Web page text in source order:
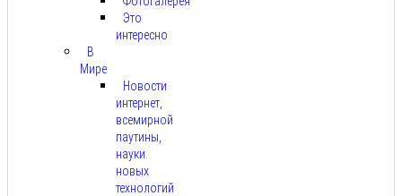
Это
интересно
В
Мире
Новости
интернет,
всемирной
паутины,
науки.
новых
технологий